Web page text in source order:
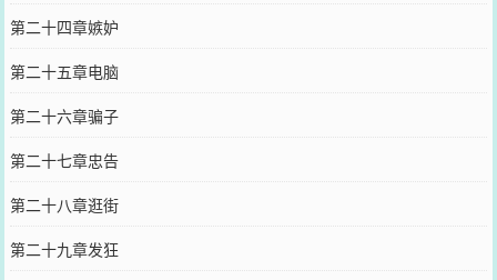
第二十四章嫉妒
第二十五章电脑
第二十六章骗子
第二十七章忠告
第二十八章逛街
第二十九章发狂